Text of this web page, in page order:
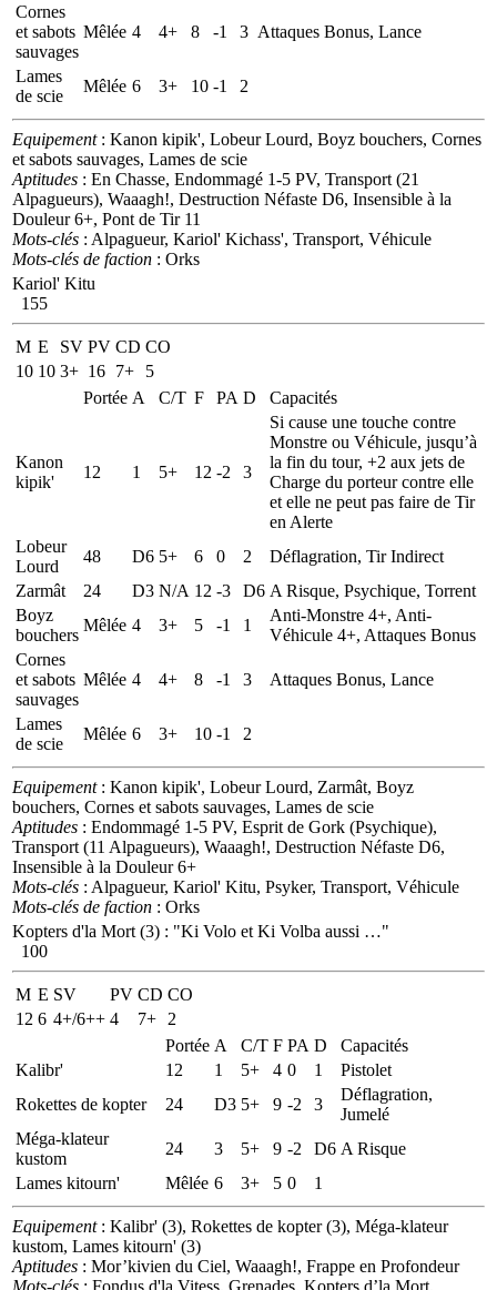
Cornes
et sabots
sauvages
Mêlée 4 4+ 8 -1 3 Attaques Bonus, Lance
Lames
de scie
Mêlée 6 3+ 10 -1 2
Equipement: Kanon kipik', Lobeur Lourd, Boyz bouchers, Cornes
et sabots sauvages, Lames de scie
Aptitudes : En Chasse, Endommagé 1-5 PV, Transport (21
Alpagueurs), Waaagh!, Destruction Néfaste D6, Insensible à la
Douleur 6+, Pont de Tir 11
Mots-clés : Alpagueur, Kariol' Kichass', Transport, Véhicule
Mots-clés de faction : Orks
Kariol' Kitu
155
M E SV PV CD CO
10 10 3+ 16 7+
5
Portée A C/T F PA D Capacités
Kanon
kipik'
12 1 5+ 12 -2 3
Si cause une touche contre
Monstre ou Véhicule, jusqu’à
la fin du tour, +2 aux jets de
Charge du porteur contre elle
et elle ne peut pas faire de Tir
en Alerte
Lobeur
Lourd
48 D6 5+ 6 0 2
Déflagration, Tir Indirect
Zarmât
24 D3 N/A 12 -3 D6 A Risque, Psychique, Torrent
Boyz
bouchers
Mêlée 4 3+ 5 -1 1
Anti-Monstre 4+, Anti-
Véhicule 4+, Attaques Bonus
Cornes
et sabots
sauvages
Mêlée 4 4+ 8 -1 3 Attaques Bonus, Lance
Lames
de scie
Mêlée 6 3+ 10 -1 2
Equipement: Kanon kipik', Lobeur Lourd, Zarmât, Boyz
bouchers, Cornes et sabots sauvages, Lames de scie
Aptitudes : Endommagé 1-5 PV, Esprit de Gork (Psychique),
Transport (11 Alpagueurs), Waaagh!, Destruction Néfaste D6,
Insensible à la Douleur 6+
Mots-clés : Alpagueur, Kariol' Kitu, Psyker, Transport, Véhicule
Mots-clés de faction : Orks
Kopters d'la Mort (3) : "Ki Volo et Ki Volba aussi …"
100
M E SV PV CD CO
12 6 4+/6++ 4 7+
2
Portée A C/T F PA D
Capacités
Kalibr'
12 1 5+ 4 0 1
Pistolet
Rokettes de kopter
24 D3 5+ 9 -2 3
Déflagration,
Jumelé
Méga-klateur
kustom
24 3 5+ 9 -2 D6 A Risque
Lames kitourn'
Mêlée 6 3+ 5 0 1
Equipement: Kalibr' (3), Rokettes de kopter (3), Méga-klateur
kustom, Lames kitourn' (3)
Aptitudes : Mor’kivien du Ciel, Waaagh!, Frappe en Profondeur
Mots-clés : Fondus d'la Vitess, Grenades, Kopters d’la Mort,